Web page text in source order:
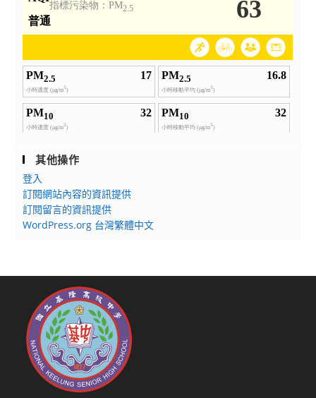
其他操作
登入
訂閱網站內容的資訊提供
訂閱留言的資訊提供
WordPress.org 台灣繁體中文